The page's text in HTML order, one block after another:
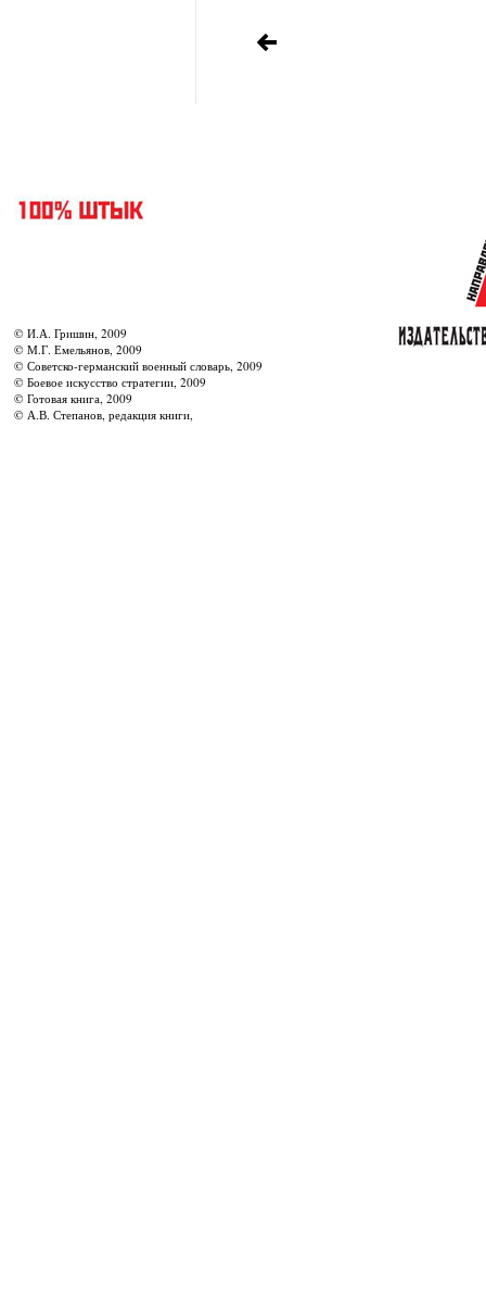
© И.А. Гришин, 2009
© М.Г. Емельянов, 2009
© Советско-германский военный словарь, 2009
© Боевое искусство стратегии, 2009
© Готовая книга, 2009
© А.В. Степанов, редакция книги,